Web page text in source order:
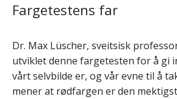
Fargetestens far
Dr. Max Lüscher, sveitsisk
utviklet denne fargetesten for å gi
vårt selvbilde er, og vår evne til å
mener at rødfargen er den